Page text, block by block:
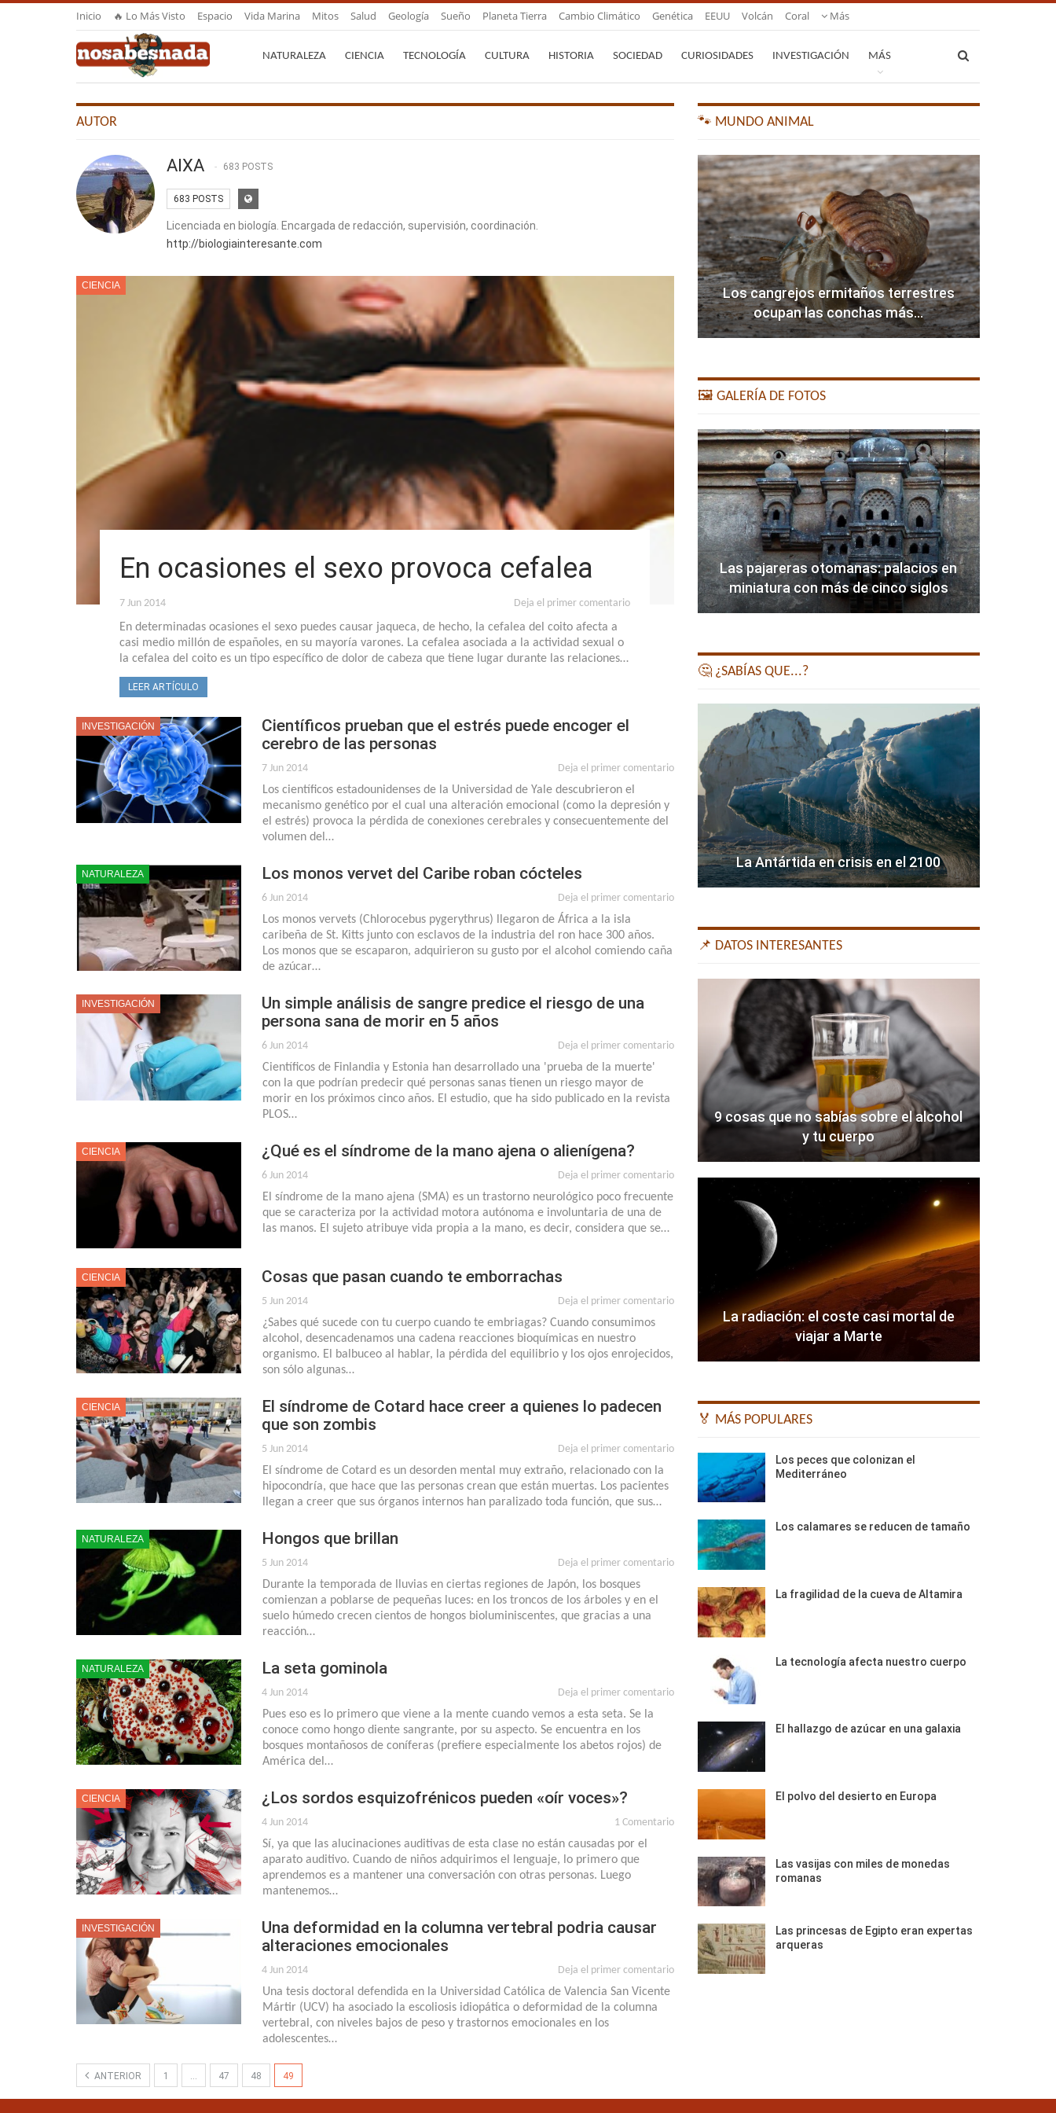
Inicio 🔥 Lo Más Visto Espacio Vida Marina Mitos Salud Geología Sueño Planeta Tierra Cambio Climático Genética EEUU Volcán Coral Más
NATURALEZA CIENCIA TECNOLOGÍA CULTURA HISTORIA SOCIEDAD CURIOSIDADES INVESTIGACIÓN MÁS
AUTOR
AIXA 683 POSTS
683 POSTS
Licenciada en biología. Encargada de redacción, supervisión, coordinación.
http://biologiainteresante.com
CIENCIA
En ocasiones el sexo provoca cefalea
7 Jun 2014 Deja el primer comentario
En determinadas ocasiones el sexo puedes causar jaqueca, de hecho, la cefalea del coito afecta a
casi medio millón de españoles, en su mayoría varones. La cefalea asociada a la actividad sexual o
la cefalea del coito es un tipo específico de dolor de cabeza que tiene lugar durante las relaciones…
LEER ARTÍCULO
INVESTIGACIÓN
Científicos prueban que el estrés puede encoger el
cerebro de las personas
7 Jun 2014 Deja el primer comentario
Los científicos estadounidenses de la Universidad de Yale descubrieron el
mecanismo genético por el cual una alteración emocional (como la depresión y
el estrés) provoca la pérdida de conexiones cerebrales y consecuentemente del
volumen del…
NATURALEZA Los monos vervet del Caribe roban cócteles
6 Jun 2014 Deja el primer comentario
Los monos vervets (Chlorocebus pygerythrus) llegaron de África a la isla
caribeña de St. Kitts junto con esclavos de la industria del ron hace 300 años.
Los monos que se escaparon, adquirieron su gusto por el alcohol comiendo caña
de azúcar…
INVESTIGACIÓN
Un simple análisis de sangre predice el riesgo de una
persona sana de morir en 5 años
6 Jun 2014 Deja el primer comentario
Científicos de Finlandia y Estonia han desarrollado una 'prueba de la muerte'
con la que podrían predecir qué personas sanas tienen un riesgo mayor de
morir en los próximos cinco años. El estudio, que ha sido publicado en la revista
PLOS…
CIENCIA ¿Qué es el síndrome de la mano ajena o alienígena?
6 Jun 2014 Deja el primer comentario
El síndrome de la mano ajena (SMA) es un trastorno neurológico poco frecuente
que se caracteriza por la actividad motora autónoma e involuntaria de una de
las manos. El sujeto atribuye vida propia a la mano, es decir, considera que se…
CIENCIA Cosas que pasan cuando te emborrachas
5 Jun 2014 Deja el primer comentario
¿Sabes qué sucede con tu cuerpo cuando te embriagas? Cuando consumimos
alcohol, desencadenamos una cadena reacciones bioquímicas en nuestro
organismo. El balbuceo al hablar, la pérdida del equilibrio y los ojos enrojecidos,
son sólo algunas…
CIENCIA
El síndrome de Cotard hace creer a quienes lo padecen
que son zombis
5 Jun 2014 Deja el primer comentario
El síndrome de Cotard es un desorden mental muy extraño, relacionado con la
hipocondría, que hace que las personas crean que están muertas. Los pacientes
llegan a creer que sus órganos internos han paralizado toda función, que sus…
NATURALEZA Hongos que brillan
5 Jun 2014 Deja el primer comentario
Durante la temporada de lluvias en ciertas regiones de Japón, los bosques
comienzan a poblarse de pequeñas luces: en los troncos de los árboles y en el
suelo húmedo crecen cientos de hongos bioluminiscentes, que gracias a una
reacción…
NATURALEZA La seta gominola
4 Jun 2014 Deja el primer comentario
Pues eso es lo primero que viene a la mente cuando vemos a esta seta. Se la
conoce como hongo diente sangrante, por su aspecto. Se encuentra en los
bosques montañosos de coníferas (prefiere especialmente los abetos rojos) de
América del…
CIENCIA ¿Los sordos esquizofrénicos pueden «oír voces»?
4 Jun 2014 1 Comentario
Sí, ya que las alucinaciones auditivas de esta clase no están causadas por el
aparato auditivo. Cuando de niños adquirimos el lenguaje, lo primero que
aprendemos es a mantener una conversación con otras personas. Luego
mantenemos…
INVESTIGACIÓN
Una deformidad en la columna vertebral podria causar
alteraciones emocionales
4 Jun 2014 Deja el primer comentario
Una tesis doctoral defendida en la Universidad Católica de Valencia San Vicente
Mártir (UCV) ha asociado la escoliosis idiopática o deformidad de la columna
vertebral, con niveles bajos de peso y trastornos emocionales en los
adolescentes…
ANTERIOR 1 47 48 49
🐾 MUNDO ANIMAL
Los cangrejos ermitaños terrestres
ocupan las conchas más…
🖼️ GALERÍA DE FOTOS
Las pajareras otomanas: palacios en
miniatura con más de cinco siglos
🤔 ¿SABÍAS QUE...?
La Antártida en crisis en el 2100
📌 DATOS INTERESANTES
9 cosas que no sabías sobre el alcohol
y tu cuerpo
La radiación: el coste casi mortal de
viajar a Marte
🏅 MÁS POPULARES
Los peces que colonizan el
Mediterráneo
Los calamares se reducen de tamaño
La fragilidad de la cueva de Altamira
La tecnología afecta nuestro cuerpo
El hallazgo de azúcar en una galaxia
El polvo del desierto en Europa
Las vasijas con miles de monedas
romanas
Las princesas de Egipto eran expertas
arqueras